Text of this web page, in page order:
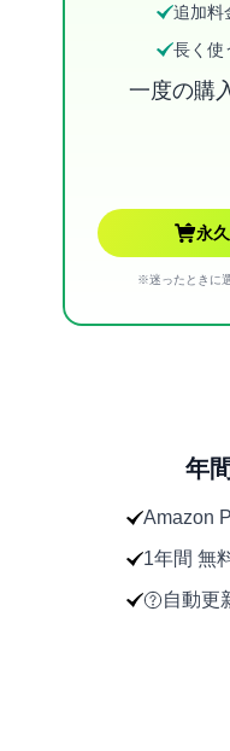
年
Amazon
1年間 無
自動更
追加料
長く使
一度の購
永
※迷ったときに